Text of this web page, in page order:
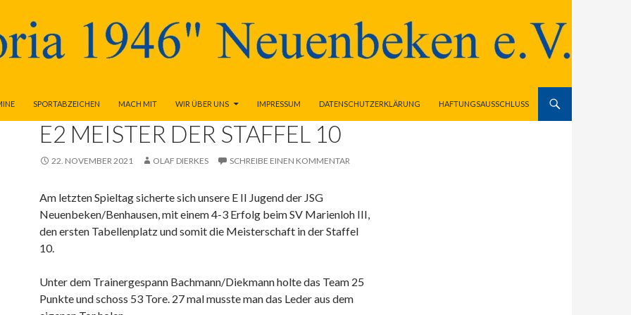
SPORTABZEICHEN MACH MIT WIR ÜBER UNS IMPRESSUM DATENSCHUTZERKLÄRUNG HAFTUNGSAUSSCHLUSS
ALLGEMEIN,FUSSBALL
E2 MEISTER DER STAFFEL 10
22. NOVEMBER 2021 OLAF DIERKES SCHREIBE EINEN KOMMENTAR
Am letzten Spieltag sicherte sich unsere E II Jugend der JSG
Neuenbeken/Benhausen, mit einem 4-3 Erfolg beim SV Marienloh III,
den ersten Tabellenplatz und somit die Meisterschaft in der Staffel
10.
Unter dem Trainergespann Bachmann/Diekmann holte das Team 25
Punkte und schoss 53 Tore. 27 mal musste man das Leder aus dem